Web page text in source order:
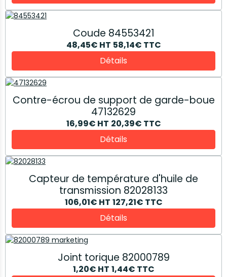
Coude 84553421
48,45€ HT 58,14€ TTC
Détails
Contre-écrou de support de garde-boue
47132629
16,99€ HT 20,39€ TTC
Détails
Capteur de température d'huile de
transmission 82028133
106,01€ HT 127,21€ TTC
Détails
Joint torique 82000789
1,20€ HT 1,44€ TTC